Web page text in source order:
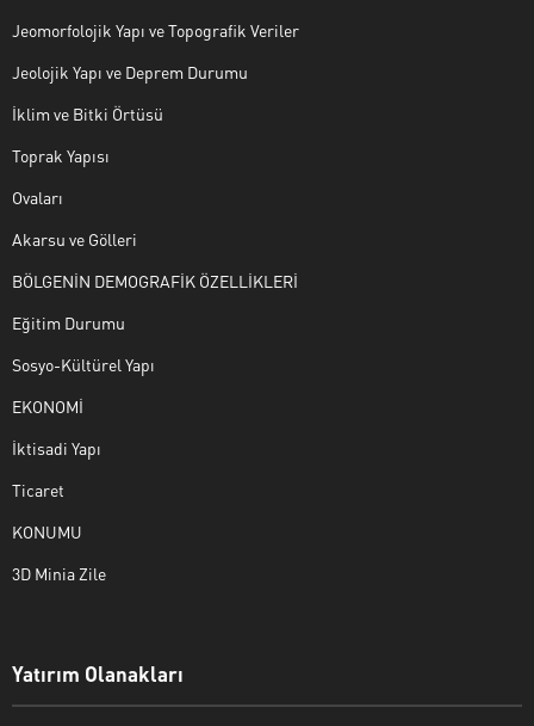
Jeomorfolojik Yapı ve Topografik Veriler
Jeolojik Yapı ve Deprem Durumu
İklim ve Bitki Örtüsü
Toprak Yapısı
Ovaları
Akarsu ve Gölleri
BÖLGENİN DEMOGRAFİK ÖZELLİKLERİ
Eğitim Durumu
Sosyo-Kültürel Yapı
EKONOMİ
İktisadi Yapı
Ticaret
KONUMU
3D Minia Zile
Yatırım Olanakları